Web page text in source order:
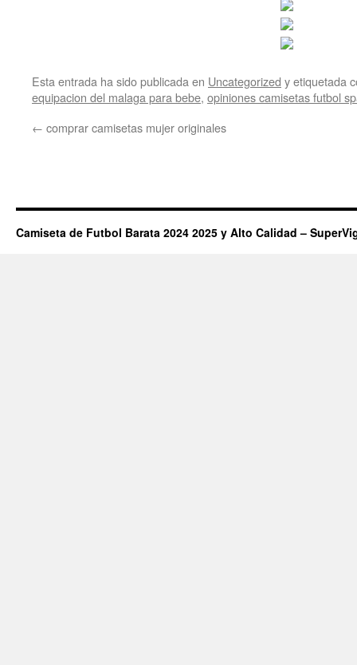
Esta entrada ha sido publicada en Uncategorized y etiquetada
equipacion del malaga para bebe, opiniones camisetas futbol
← comprar camisetas mujer originales
Camiseta de Futbol Barata 2024 2025 y Alto Calidad –